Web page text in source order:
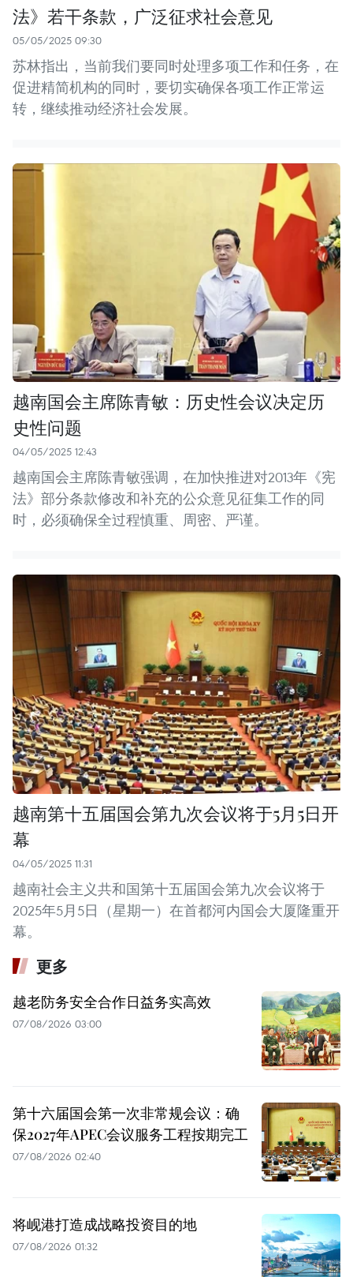
法》若干条款，广泛征求社会意见
05/05/2025 09:30
苏林指出，当前我们要同时处理多项工作和任务，在
促进精简机构的同时，要切实确保各项工作正常运
转，继续推动经济社会发展。
越南国会主席陈青敏：历史性会议决定历
史性问题
04/05/2025 12:43
越南国会主席陈青敏强调，在加快推进对2013年《宪
法》部分条款修改和补充的公众意见征集工作的同
时，必须确保全过程慎重、周密、严谨。
越南第十五届国会第九次会议将于5月5日开
幕
04/05/2025 11:31
越南社会主义共和国第十五届国会第九次会议将于
2025年5月5日（星期一）在首都河内国会大厦隆重开
幕。
更多
越老防务安全合作日益务实高效
07/08/2026 03:00
第十六届国会第一次非常规会议：确
保2027年APEC会议服务工程按期完工
07/08/2026 02:40
将岘港打造成战略投资目的地
07/08/2026 01:32